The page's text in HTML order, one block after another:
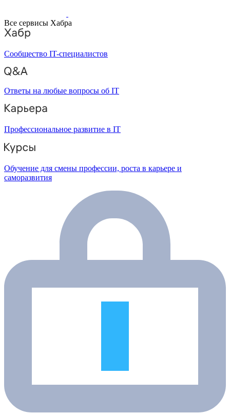
Все сервисы Хабра
Сообщество IT-специалистов
Ответы на любые вопросы об IT
Профессиональное развитие в IT
Обучение для смены профессии, роста в карьере и
саморазвития